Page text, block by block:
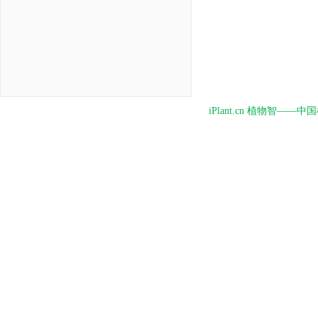
iPlant.cn 植物智——中国